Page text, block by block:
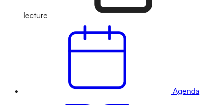
lecture
Agenda